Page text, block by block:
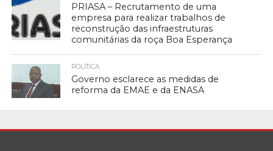
PRIASA – Recrutamento de uma
empresa para realizar trabalhos de
reconstrução das infraestruturas
comunitárias da roça Boa Esperança
POLÍTICA
Governo esclarece as medidas de
reforma da EMAE e da ENASA